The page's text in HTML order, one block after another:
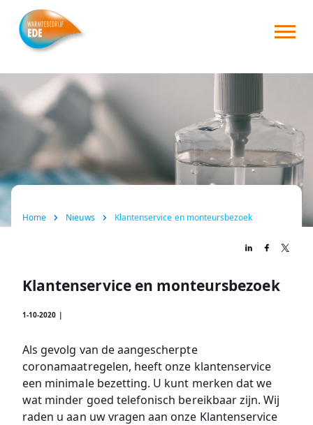
Home
Over ons
Consument
Zakelijk
Home Nieuws Klantenservice en monteursbezoek
Klantenservice en monteursbezoek
1-10-2020 |
Als gevolg van de aangescherpte
coronamaatregelen, heeft onze klantenservice
een minimale bezetting. U kunt merken dat we
wat minder goed telefonisch bereikbaar zijn. Wij
raden u aan uw vragen aan onze Klantenservice